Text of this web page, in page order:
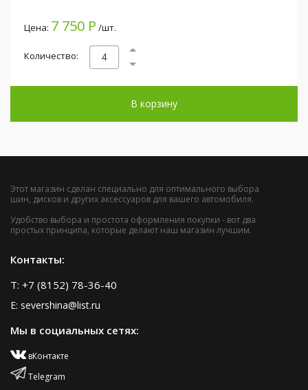
Цена: 7 750 Р /шт.
Количество:
В корзину
Этот магазин сделан специально для оптимального выбора
шин, дисков и других аксессуаров для вашего автомобиля.
Удобство выбора и простота оформления покупки - вот два
простых принципа, которые делают наш магазин лучшим.
Контакты:
T: +7 (8152) 78-36-40
E: severshina@list.ru
Мы в социальных сетях:
вКонтакте
Telegram